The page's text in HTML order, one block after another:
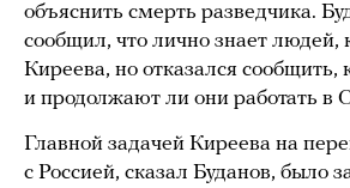
объяснить смерть разведчика.
сообщил, что лично знает людей,
Киреева, но отказался сообщить,
и продолжают ли они работать в
Главной задачей Киреева на
с Россией, сказал Буданов, было